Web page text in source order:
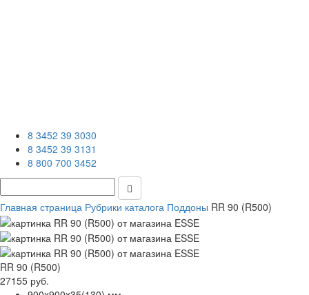
8 3452 39 3030
8 3452 39 3131
8 800 700 3452
Главная страница Рубрики каталога Поддоны RR 90 (R500)
RR 90 (R500)
27155 руб.